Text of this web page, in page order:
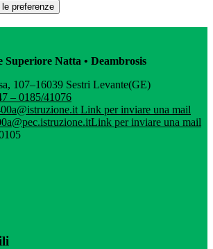
preferenze
Natta • Deambrosis
107–16039 Sestri Levante(GE)
– 0185/41076
Link per inviare una mail
Link per inviare una mail